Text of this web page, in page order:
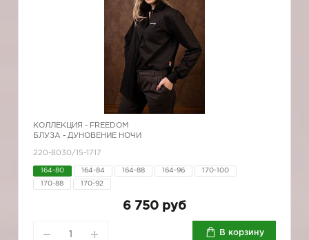
КОЛЛЕКЦИЯ - FREEDOM
БЛУЗА - ДУНОВЕНИЕ НОЧИ
220-8030/15-1717
164-80 164-84 164-88 164-96 170-100
170-88 170-92
6 750 руб
В корзину